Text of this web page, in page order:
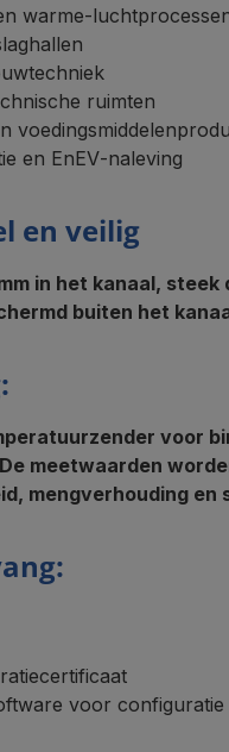
ruimten
en EnEV‑naleving
en veilig
in het kanaal,
buiten het
voor
De meetwaarden
mengverhouding en
voor